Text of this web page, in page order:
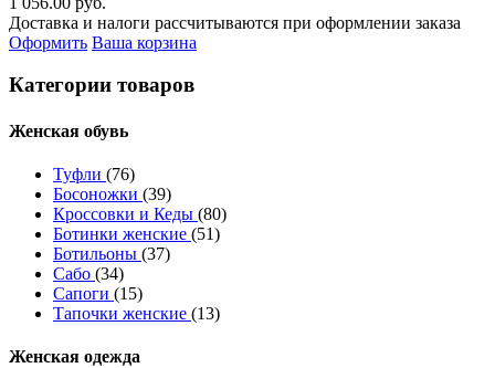
Доставка и налоги рассчитываются при оформлении заказа
Оформить Ваша корзина
Категории товаров
Женcкая обувь
Туфли (76)
Босоножки (39)
Кроссовки и Кеды (80)
Ботинки женские (51)
Ботильоны (37)
Сабо (34)
Сапоги (15)
Тапочки женские (13)
Женская одежда